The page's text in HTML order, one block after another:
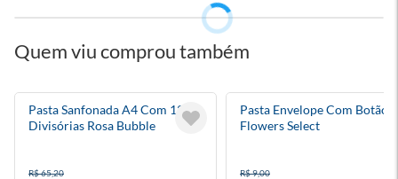
Quem viu comprou também
Pasta Sanfonada A4 Com 12
Divisórias Rosa Bubble
R$ 65,20
Pasta Envelope Com Botão
Flowers Select
R$ 9,00